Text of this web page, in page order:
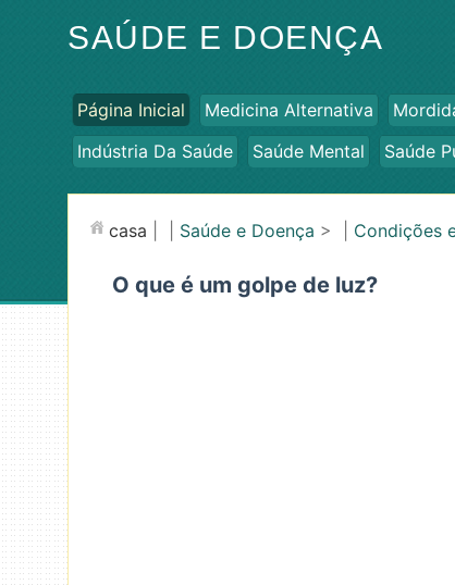
SAÚDE E DOENÇA
Página Inicial Medicina Alternativa
Indústria Da Saúde
Saúde Mental Saúde
casa Saúde e Doença > | Condições
O que é um golpe de luz?